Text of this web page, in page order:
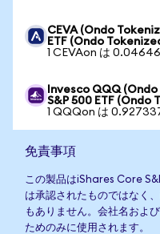
CEVA (Ondo
ETF (Ondo
1 CEVAon は
Invesco QQQ
S&P 500 ETF (Ondo
1 QQQon は
免責事項
この製品はiShares Core
は承認されたものではなく
もありません。会社名およ
ためのみに使用されます。